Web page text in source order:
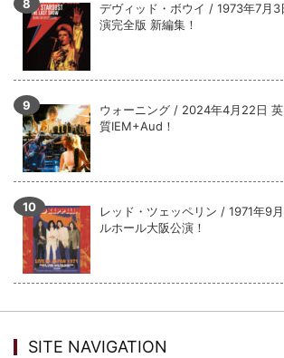
デヴィッド・ボウイ / 1973年7月
演完全版 新編集！
ウォーニング / 2024年4月22日
質IEM+Aud！
レッド・ツェッペリン / 1971年9
ルホール大阪公演！
SITE NAVIGATION